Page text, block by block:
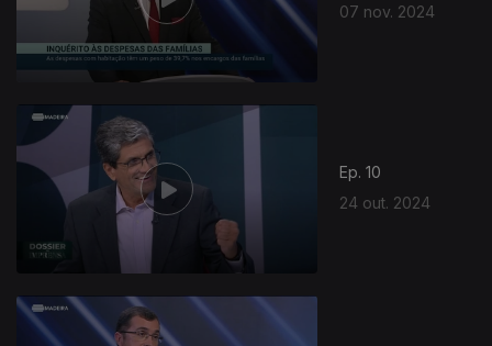
07 nov. 2024
Ep. 10
24 out. 2024